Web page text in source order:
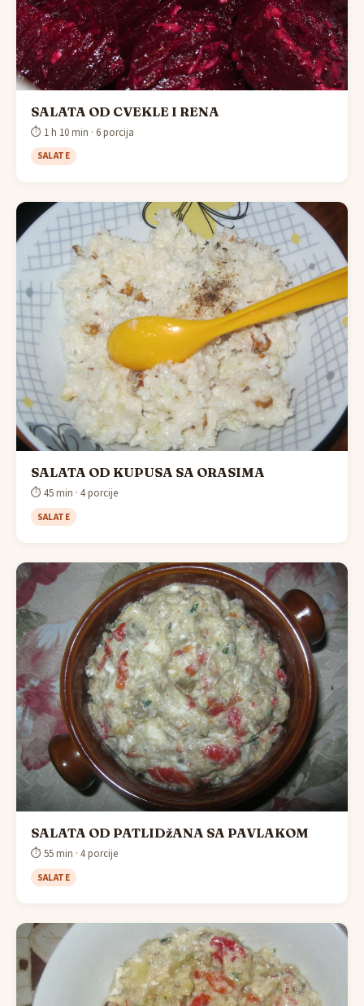
SALATA OD CVEKLE I RENA
⏱ 1 h 10 min · 6 porcija
SALATE
SALATA OD KUPUSA SA ORASIMA
⏱ 45 min · 4 porcije
SALATE
SALATA OD PATLIDžANA SA PAVLAKOM
⏱ 55 min · 4 porcije
SALATE